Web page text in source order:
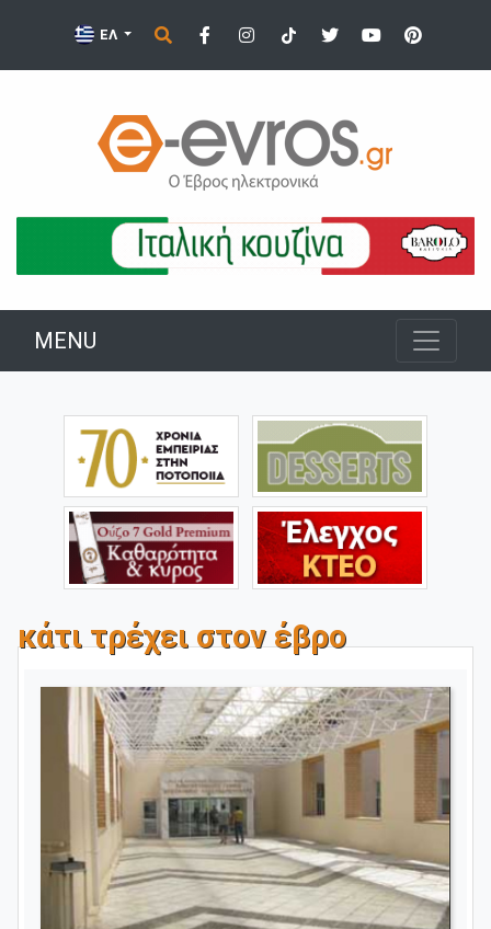
ΕΛ
MENU
κάτι τρέχει στον έβρο